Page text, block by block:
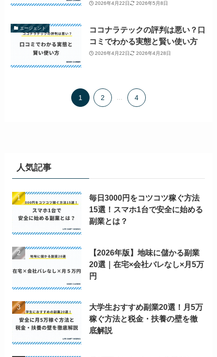
2026年4月22日 2026年5月8日
エージェント
ココナラテックの評判は悪い？口
コミでわかる実態と賢い使い方
2026年4月22日 2026年4月28日
1 2 ... 4
人気記事
毎日3000円をコツコツ稼ぐ方法
15選！スマホ1台で安全に始める
副業とは？
【2026年版】地味に儲かる副業
20選｜在宅×会社バレなし×月5万
円
大学生おすすめ副業20選！月5万
稼ぐ方法と税金・扶養の壁を徹
底解説